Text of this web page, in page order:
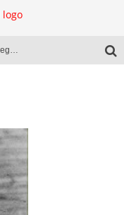
El libro en la mira de la desregulación